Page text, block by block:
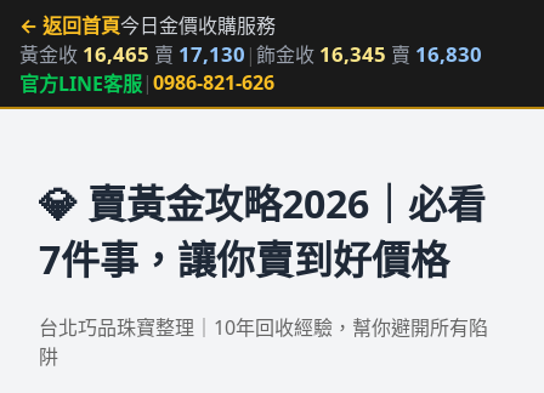
← 返回首頁今日金價收購服務
黃金收 16,465 賣 17,130 |飾金收 16,345 賣 16,830
官方LINE客服|0986-821-626
💎 賣黃金攻略2026｜必看
7件事，讓你賣到好價格
台北巧品珠寶整理｜10年回收經驗，幫你避開所有陷
阱